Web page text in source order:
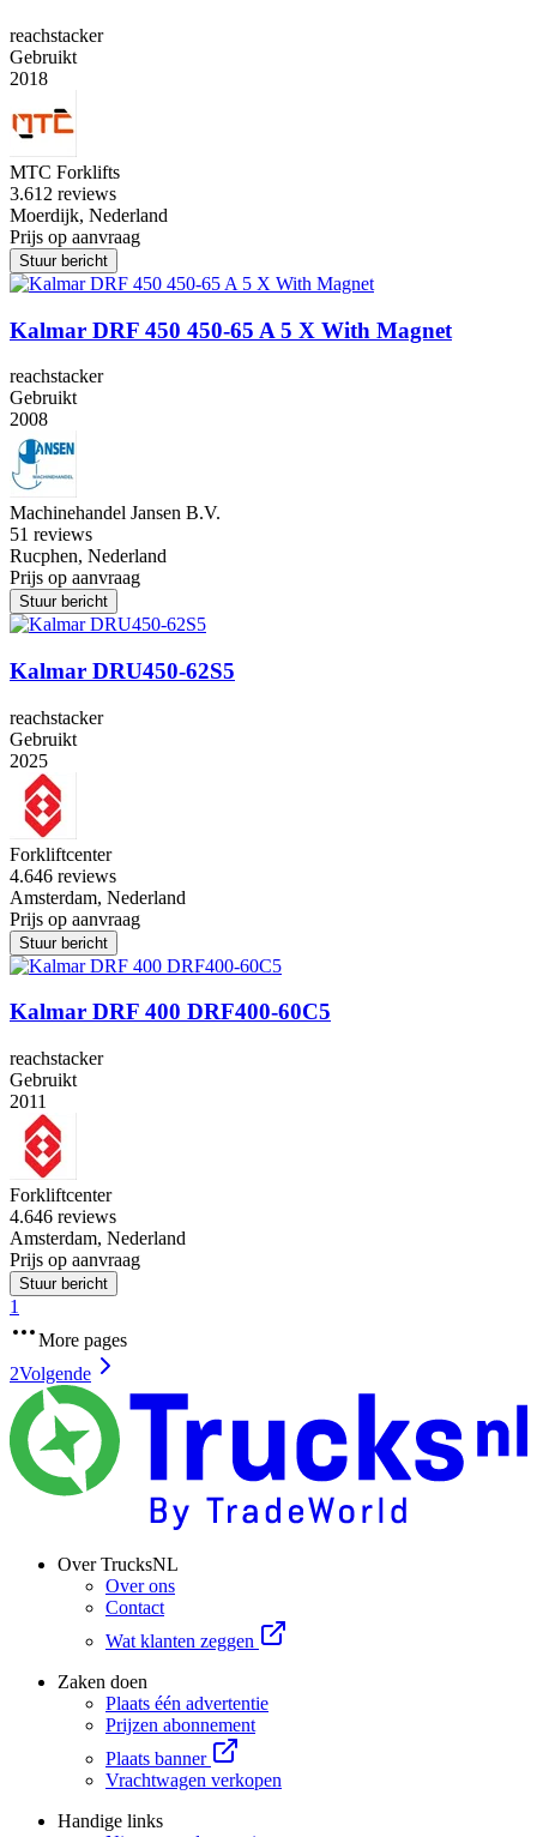
reachstacker
Gebruikt
2018
MTC Forklifts
3.612 reviews
Moerdijk, Nederland
Prijs op aanvraag
Stuur bericht
Kalmar DRF 450 450-65 A 5 X With Magnet
reachstacker
Gebruikt
2008
Machinehandel Jansen B.V.
51 reviews
Rucphen, Nederland
Prijs op aanvraag
Stuur bericht
Kalmar DRU450-62S5
reachstacker
Gebruikt
2025
Forkliftcenter
4.646 reviews
Amsterdam, Nederland
Prijs op aanvraag
Stuur bericht
Kalmar DRF 400 DRF400-60C5
reachstacker
Gebruikt
2011
Forkliftcenter
4.646 reviews
Amsterdam, Nederland
Prijs op aanvraag
Stuur bericht
1
More pages
2Volgende
Over TrucksNL
Over ons
Contact
Wat klanten zeggen
Zaken doen
Plaats één advertentie
Prijzen abonnement
Plaats banner
Vrachtwagen verkopen
Handige links